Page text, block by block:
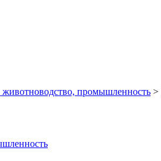
животноводство, промышленность >